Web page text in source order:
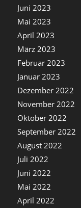
Juni 2023
Mai 2023
April 2023
März 2023
Februar 2023
Januar 2023
Dezember 2022
November 2022
Oktober 2022
September 2022
August 2022
Juli 2022
Juni 2022
Mai 2022
April 2022